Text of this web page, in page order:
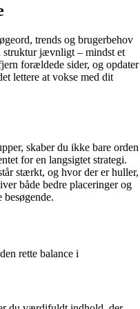
trends og brugerbehov
struktur jævnligt – mindst et
forældede sider, og opdater
lettere at vokse med dit
skaber du ikke bare orden
for en langsigtet strategi.
stærkt, og hvor der er huller,
både bedre placeringer og
rette balance i